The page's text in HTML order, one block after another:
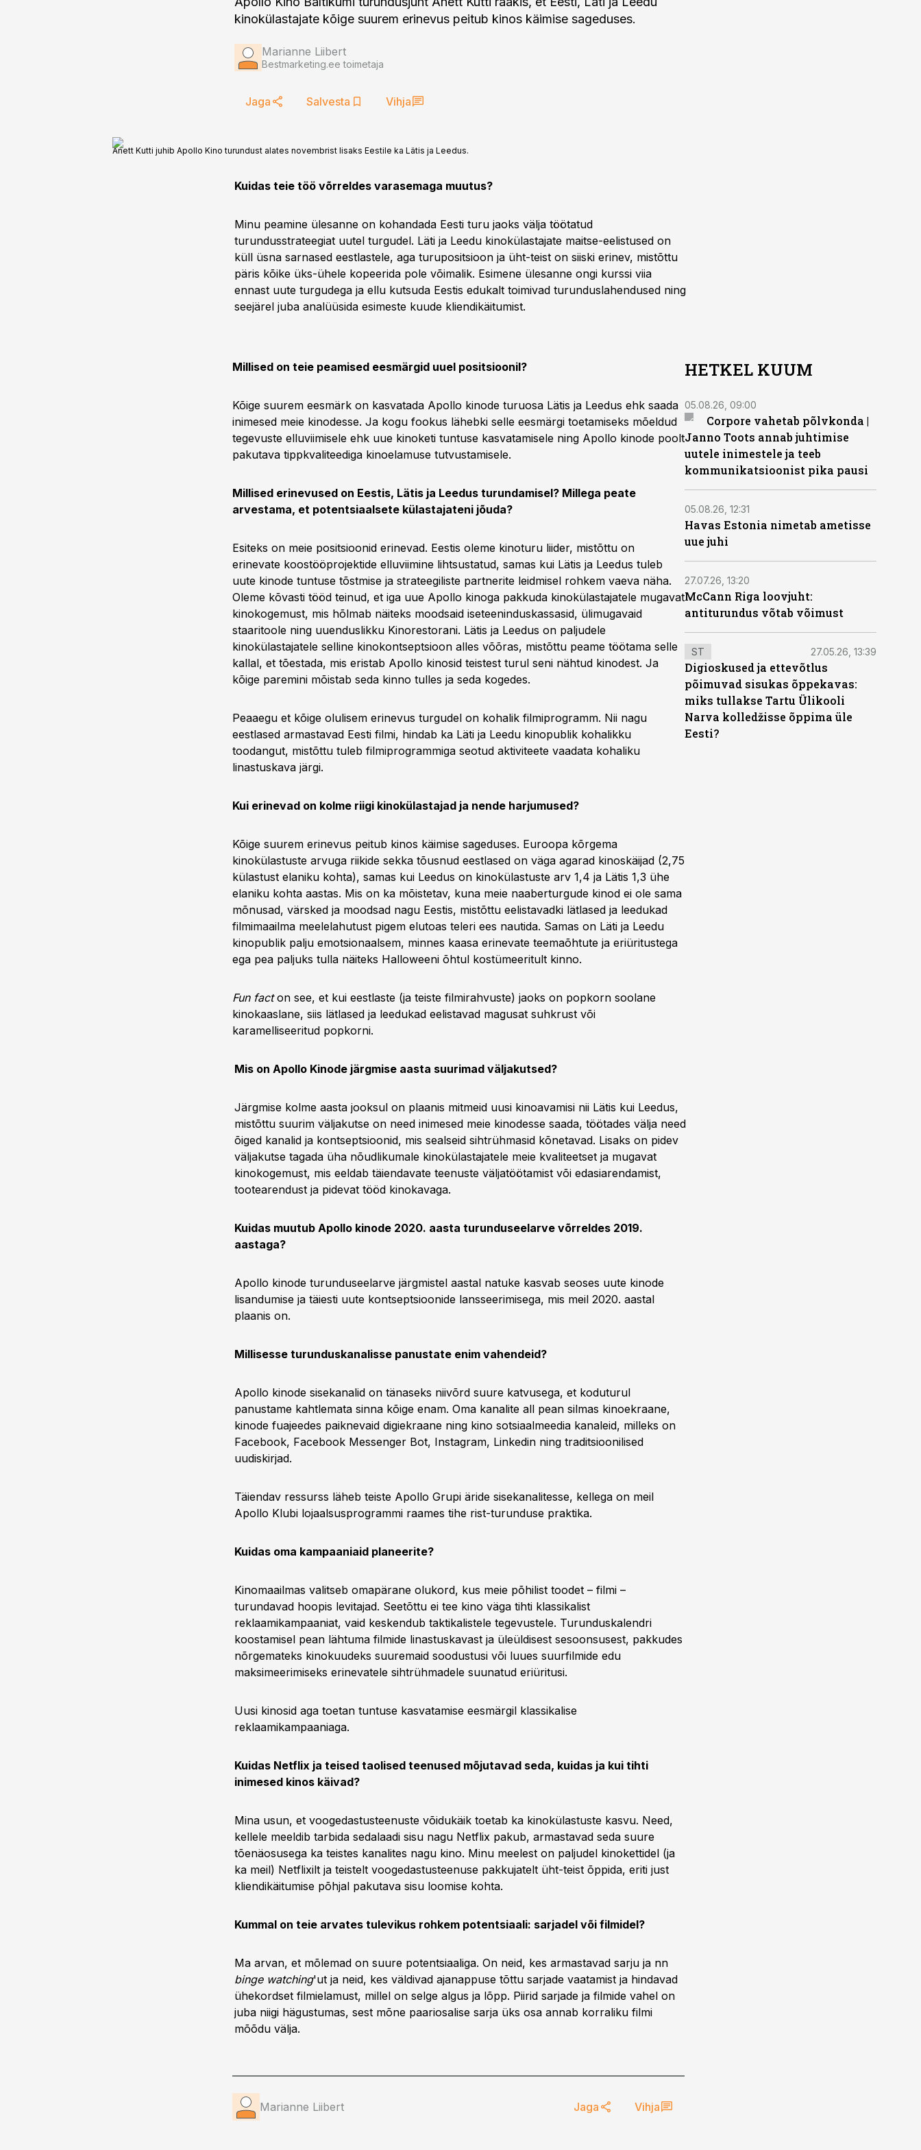
kinokülastajate kõige suurem erinevus peitub kinos käimise sageduses.
Marianne Liibert
Bestmarketing.ee toimetaja
Jaga Salvesta Vihja
Anett Kutti juhib Apollo Kino turundust alates novembrist lisaks Eestile ka Lätis ja Leedus.
Kuidas teie töö võrreldes varasemaga muutus?
Minu peamine ülesanne on kohandada Eesti turu jaoks välja töötatud
turundusstrateegiat uutel turgudel. Läti ja Leedu kinokülastajate maitse-eelistused on
küll üsna sarnased eestlastele, aga turupositsioon ja üht-teist on siiski erinev, mistõttu
päris kõike üks-ühele kopeerida pole võimalik. Esimene ülesanne ongi kurssi viia
ennast uute turgudega ja ellu kutsuda Eestis edukalt toimivad turunduslahendused ning
seejärel juba analüüsida esimeste kuude kliendikäitumist.
Millised on teie peamised eesmärgid uuel positsioonil?
Kõige suurem eesmärk on kasvatada Apollo kinode turuosa Lätis ja Leedus ehk saada
inimesed meie kinodesse. Ja kogu fookus lähebki selle eesmärgi toetamiseks mõeldud
tegevuste elluviimisele ehk uue kinoketi tuntuse kasvatamisele ning Apollo kinode poolt
pakutava tippkvaliteediga kinoelamuse tutvustamisele.
Millised erinevused on Eestis, Lätis ja Leedus turundamisel? Millega peate
arvestama, et potentsiaalsete külastajateni jõuda?
Esiteks on meie positsioonid erinevad. Eestis oleme kinoturu liider, mistõttu on
erinevate koostööprojektide elluviimine lihtsustatud, samas kui Lätis ja Leedus tuleb
uute kinode tuntuse tõstmise ja strateegiliste partnerite leidmisel rohkem vaeva näha.
Oleme kõvasti tööd teinud, et iga uue Apollo kinoga pakkuda kinokülastajatele mugavat
kinokogemust, mis hõlmab näiteks moodsaid iseteeninduskassasid, ülimugavaid
staaritoole ning uuenduslikku Kinorestorani. Lätis ja Leedus on paljudele
kinokülastajatele selline kinokontseptsioon alles võõras, mistõttu peame töötama selle
kallal, et tõestada, mis eristab Apollo kinosid teistest turul seni nähtud kinodest. Ja
kõige paremini mõistab seda kinno tulles ja seda kogedes.
Peaaegu et kõige olulisem erinevus turgudel on kohalik filmiprogramm. Nii nagu
eestlased armastavad Eesti filmi, hindab ka Läti ja Leedu kinopublik kohalikku
toodangut, mistõttu tuleb filmiprogrammiga seotud aktiviteete vaadata kohaliku
linastuskava järgi.
Kui erinevad on kolme riigi kinokülastajad ja nende harjumused?
Kõige suurem erinevus peitub kinos käimise sageduses. Euroopa kõrgema
kinokülastuste arvuga riikide sekka tõusnud eestlased on väga agarad kinoskäijad (2,75
külastust elaniku kohta), samas kui Leedus on kinokülastuste arv 1,4 ja Lätis 1,3 ühe
elaniku kohta aastas. Mis on ka mõistetav, kuna meie naaberturgude kinod ei ole sama
mõnusad, värsked ja moodsad nagu Eestis, mistõttu eelistavadki lätlased ja leedukad
filmimaailma meelelahutust pigem elutoas teleri ees nautida. Samas on Läti ja Leedu
kinopublik palju emotsionaalsem, minnes kaasa erinevate teemaõhtute ja eriüritustega
ega pea paljuks tulla näiteks Halloweeni õhtul kostümeeritult kinno.
Fun facton see, et kui eestlaste (ja teiste filmirahvuste) jaoks on popkorn soolane
kinokaaslane, siis lätlased ja leedukad eelistavad magusat suhkrust või
karamelliseeritud popkorni.
HETKEL KUUM
05.08.26, 09:00
Corpore vahetab põlvkonda |
Janno Toots annab juhtimise
uutele inimestele ja teeb
kommunikatsioonist pika pausi
05.08.26, 12:31
Havas Estonia nimetab ametisse
uue juhi
27.07.26, 13:20
McCann Riga loovjuht:
antiturundus võtab võimust
ST 27.05.26, 13:39
Digioskused ja ettevõtlus
põimuvad sisukas õppekavas:
miks tullakse Tartu Ülikooli
Narva kolledžisse õppima üle
Eesti?
Mis on Apollo Kinode järgmise aasta suurimad väljakutsed?
Järgmise kolme aasta jooksul on plaanis mitmeid uusi kinoavamisi nii Lätis kui Leedus,
mistõttu suurim väljakutse on need inimesed meie kinodesse saada, töötades välja need
õiged kanalid ja kontseptsioonid, mis sealseid sihtrühmasid kõnetavad. Lisaks on pidev
väljakutse tagada üha nõudlikumale kinokülastajatele meie kvaliteetset ja mugavat
kinokogemust, mis eeldab täiendavate teenuste väljatöötamist või edasiarendamist,
tootearendust ja pidevat tööd kinokavaga.
Kuidas muutub Apollo kinode 2020. aasta turunduseelarve võrreldes 2019.
aastaga?
Apollo kinode turunduseelarve järgmistel aastal natuke kasvab seoses uute kinode
lisandumise ja täiesti uute kontseptsioonide lansseerimisega, mis meil 2020. aastal
plaanis on.
Millisesse turunduskanalisse panustate enim vahendeid?
Apollo kinode sisekanalid on tänaseks niivõrd suure katvusega, et koduturul
panustame kahtlemata sinna kõige enam. Oma kanalite all pean silmas kinoekraane,
kinode fuajeedes paiknevaid digiekraane ning kino sotsiaalmeedia kanaleid, milleks on
Facebook, Facebook Messenger Bot, Instagram, Linkedin ning traditsioonilised
uudiskirjad.
Täiendav ressurss läheb teiste Apollo Grupi äride sisekanalitesse, kellega on meil
Apollo Klubi lojaalsusprogrammi raames tihe rist-turunduse praktika.
Kuidas oma kampaaniaid planeerite?
Kinomaailmas valitseb omapärane olukord, kus meie põhilist toodet – filmi –
turundavad hoopis levitajad. Seetõttu ei tee kino väga tihti klassikalist
reklaamikampaaniat, vaid keskendub taktikalistele tegevustele. Turunduskalendri
koostamisel pean lähtuma filmide linastuskavast ja üleüldisest sesoonsusest, pakkudes
nõrgemateks kinokuudeks suuremaid soodustusi või luues suurfilmide edu
maksimeerimiseks erinevatele sihtrühmadele suunatud eriüritusi.
Uusi kinosid aga toetan tuntuse kasvatamise eesmärgil klassikalise
reklaamikampaaniaga.
Kuidas Netflix ja teised taolised teenused mõjutavad seda, kuidas ja kui tihti
inimesed kinos käivad?
Mina usun, et voogedastusteenuste võidukäik toetab ka kinokülastuste kasvu. Need,
kellele meeldib tarbida sedalaadi sisu nagu Netflix pakub, armastavad seda suure
tõenäosusega ka teistes kanalites nagu kino. Minu meelest on paljudel kinokettidel (ja
ka meil) Netflixilt ja teistelt voogedastusteenuse pakkujatelt üht-teist õppida, eriti just
kliendikäitumise põhjal pakutava sisu loomise kohta.
Kummal on teie arvates tulevikus rohkem potentsiaali: sarjadel või filmidel?
Ma arvan, et mõlemad on suure potentsiaaliga. On neid, kes armastavad sarju ja nn
binge watching'ut ja neid, kes väldivad ajanappuse tõttu sarjade vaatamist ja hindavad
ühekordset filmielamust, millel on selge algus ja lõpp. Piirid sarjade ja filmide vahel on
juba niigi hägustumas, sest mõne paariosalise sarja üks osa annab korraliku filmi
mõõdu välja.
Marianne Liibert Jaga Vihja